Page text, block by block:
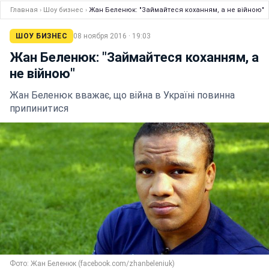
Главная › Шоу бизнес › Жан Беленюк: "Займайтеся коханням, а не війною"
ШОУ БИЗНЕС 08 ноября 2016 · 19:03
Жан Беленюк: "Займайтеся коханням, а
не війною"
Жан Беленюк вважає, що війна в Україні повинна
припинитися
Фото: Жан Беленюк (facebook.com/zhanbeleniuk)